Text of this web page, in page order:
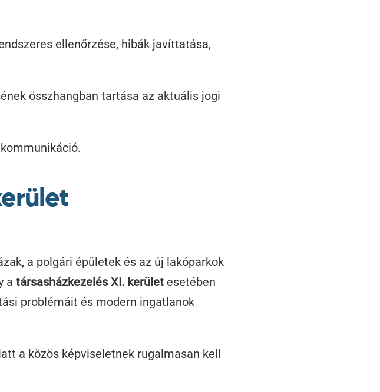
ellenőrzése, hibák javíttatása,
összhangban tartása az aktuális jogi
a polgári épületek és az új lakóparkok
a társasházkezelés XI. kerületesetében
problémáit és modern ingatlanok
a közös képviseletnek rugalmasan kell